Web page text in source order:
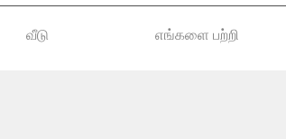
வீடு எங்களை பற்றி